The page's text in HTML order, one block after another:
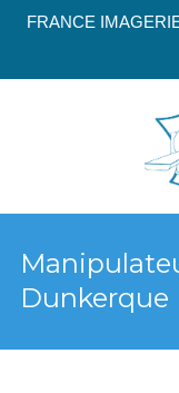
FRANCE
Dunkerque